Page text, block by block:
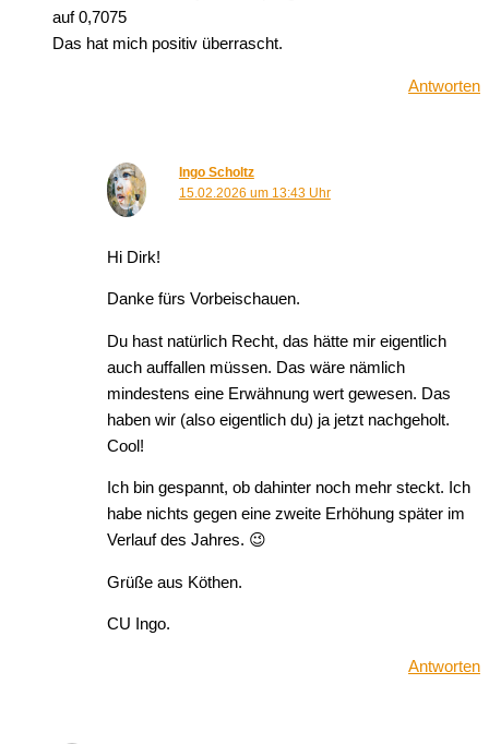
auf 0,7075
Das hat mich positiv überrascht.
Antworten
Ingo Scholtz
15.02.2026 um 13:43 Uhr
Hi Dirk!
Danke fürs Vorbeischauen.
Du hast natürlich Recht, das hätte mir eigentlich
auch auffallen müssen. Das wäre nämlich
mindestens eine Erwähnung wert gewesen. Das
haben wir (also eigentlich du) ja jetzt nachgeholt.
Cool!
Ich bin gespannt, ob dahinter noch mehr steckt. Ich
habe nichts gegen eine zweite Erhöhung später im
Verlauf des Jahres. 😉
Grüße aus Köthen.
CU Ingo.
Antworten